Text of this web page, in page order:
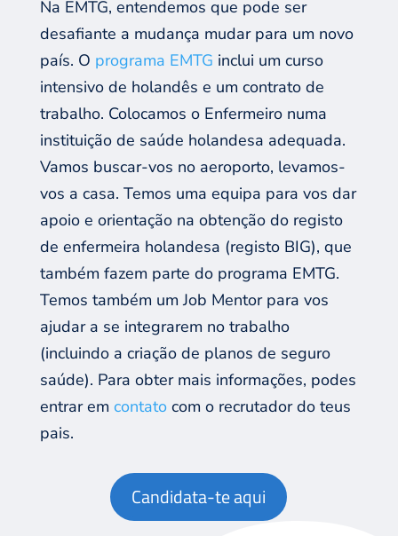
Na EMTG, entendemos que pode ser
desafiante a mudança mudar para um novo
país. O programa EMTG inclui um curso
intensivo de holandês e um contrato de
trabalho. Colocamos o Enfermeiro numa
instituição de saúde holandesa adequada.
Vamos buscar-vos no aeroporto, levamos-
vos a casa. Temos uma equipa para vos dar
apoio e orientação na obtenção do registo
de enfermeira holandesa (registo BIG), que
também fazem parte do programa EMTG.
Temos também um Job Mentor para vos
ajudar a se integrarem no trabalho
(incluindo a criação de planos de seguro
saúde). Para obter mais informações, podes
entrar em contatocom o recrutador do teus
pais.
Candidata-te aqui